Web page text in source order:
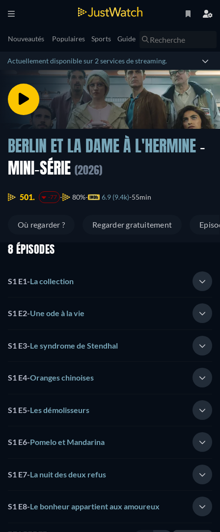
Nouveautés Populaires Sports Guide
Actuellement disponible sur 2 services de streaming.
BERLIN ET LA DAME À L'HERMINE -
MINI-SÉRIE (2026)
501. -77 80% 6.9 (9.4k) 55min
Où regarder ? Regarder gratuitement
8 ÉPISODES
S1 E1-La collection
S1 E2-Une ode à la vie
S1 E3-Le syndrome de Stendhal
S1 E4-Oranges chinoises
S1 E5-Les démolisseurs
S1 E6-Pomelo et Mandarina
S1 E7-La nuit des deux refus
S1 E8-Le bonheur appartient aux amoureux